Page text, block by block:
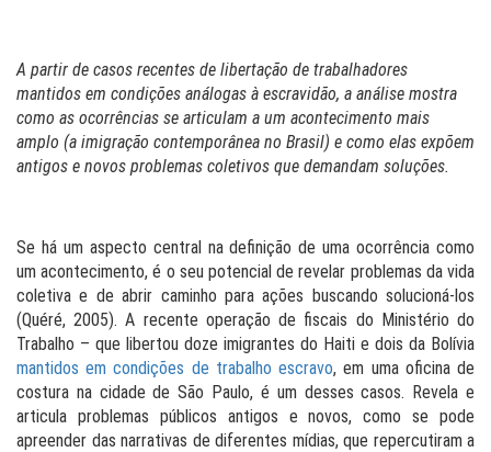
A partir de casos recentes de libertação de trabalhadores
mantidos em condições análogas à escravidão, a análise mostra
como as ocorrências se articulam a um acontecimento mais
amplo (a imigração contemporânea no Brasil) e como elas expõem
antigos e novos problemas coletivos que demandam soluções.
Se há um aspecto central na definição de uma ocorrência como
um acontecimento, é o seu potencial de revelar problemas da vida
coletiva e de abrir caminho para ações buscando solucioná-los
(Quéré, 2005). A recente operação de fiscais do Ministério do
Trabalho – que libertou doze imigrantes do Haiti e dois da Bolívia
mantidos em condições de trabalho escravo, em uma oficina de
costura na cidade de São Paulo, é um desses casos. Revela e
articula problemas públicos antigos e novos, como se pode
apreender das narrativas de diferentes mídias, que repercutiram a